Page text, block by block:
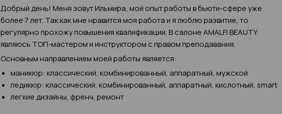
Добрый день! Меня зовут Ильмира, мой опыт работы в бьюти-сфере уже
более 7 лет. Так как мне нравится моя работа и я люблю развитие, то
регулярно прохожу повышения квалификации. В салоне AMALFI BEAUTY
являюсь ТОП-мастером и инструктором с правом преподавания.
Основным направлением моей работы является:
маникюр: классический, комбинированный, аппаратный, мужской
педикюр: классический, комбинированный, аппаратный, кислотный, smart
легкие дизайны, френч, ремонт